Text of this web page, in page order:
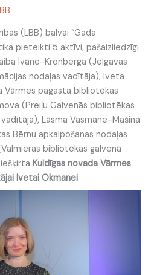
(LBB) balvai “Gada
pieteikti 5 aktīvi, pašaizliedzīgi
Īvāne-Kronberga (Jelgavas
nodaļas vadītāja), Iveta
Vārmes pagasta bibliotēkas
(Preiļu Galvenās bibliotēkas
Lāsma Vasmane-Mašina
Bērnu apkalpošanas nodaļas
bibliotēkas galvenā
Kuldīgas novada Vārmes
Ivetai Okmanei.